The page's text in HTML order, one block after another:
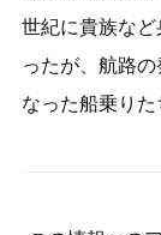
世紀に貴族な
ったが、航路
なった船乗りた